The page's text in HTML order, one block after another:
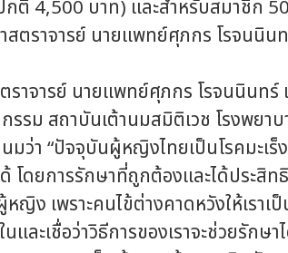
ติ 4,500 บาท) และสำหรับสมาชิก
สตราจารย์ นายแพทย์ศุภกร โรจนนิ
จารย์ นายแพทย์ศุภกร โรจนนินทร์
กรรม สถาบันเต้านมสมิติเวช โรงพย
นมว่า “ปัจจุบันผู้หญิงไทยเป็นโรคมะ
ด้ โดยการรักษาที่ถูกต้องและได้ประ
ญิง เพราะคนไข้ต่างคาดหวังให้เราเ
และเชื่อว่าวิธีการของเราจะช่วยรักษ